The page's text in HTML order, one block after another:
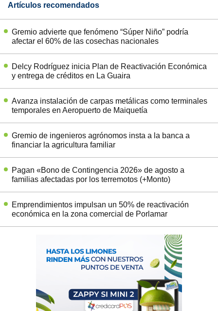
Artículos recomendados
Gremio advierte que fenómeno “Súper Niño” podría
afectar el 60% de las cosechas nacionales
Delcy Rodríguez inicia Plan de Reactivación Económica
y entrega de créditos en La Guaira
Avanza instalación de carpas metálicas como terminales
temporales en Aeropuerto de Maiquetía
Gremio de ingenieros agrónomos insta a la banca a
financiar la agricultura familiar
Pagan «Bono de Contingencia 2026» de agosto a
familias afectadas por los terremotos (+Monto)
Emprendimientos impulsan un 50% de reactivación
económica en la zona comercial de Porlamar